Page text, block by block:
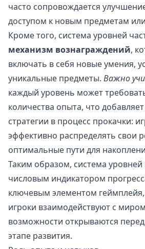
часто сопровождается
доступом к новым предметам
Кроме того, система уровней
механизм вознаграждений,
включать в себя новые умения,
уникальные предметы. Важно
каждый уровень может
количества опыта, что
стратегии в процесс прокачки:
эффективно распределять свои
оптимальные пути для
Таким образом, система
числовым индикатором
ключевым элементом геймплейя,
игроки взаимодействуют с
возможности открываются
этапе развития.